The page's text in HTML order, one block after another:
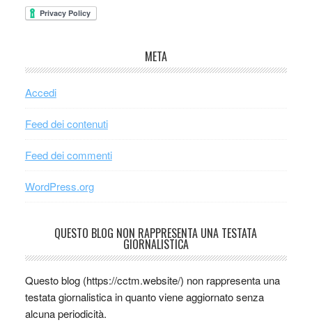
META
Accedi
Feed dei contenuti
Feed dei commenti
WordPress.org
QUESTO BLOG NON RAPPRESENTA UNA TESTATA
GIORNALISTICA
Questo blog (https://cctm.website/) non rappresenta una
testata giornalistica in quanto viene aggiornato senza
alcuna periodicità.